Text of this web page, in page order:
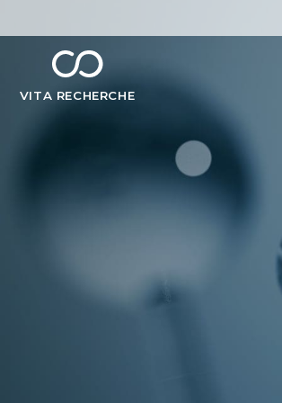
VITA RECHERCHE
chevron_leftBÉNÉFICES